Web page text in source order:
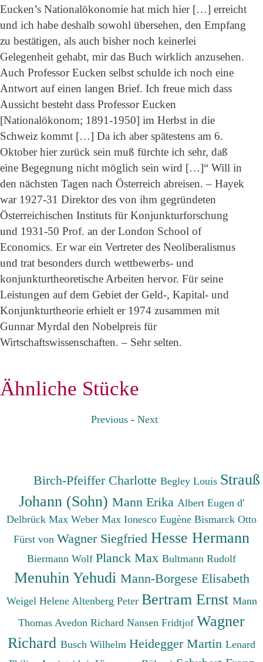
Eucken’s Nationalökonomie hat mich hier […] erreicht
und ich habe deshalb sowohl übersehen, den Empfang
zu bestätigen, als auch bisher noch keinerlei
Gelegenheit gehabt, mir das Buch wirklich anzusehen.
Auch Professor Eucken selbst schulde ich noch eine
Antwort auf einen langen Brief. Ich freue mich dass
Aussicht besteht dass Professor Eucken
[Nationalökonom; 1891-1950] im Herbst in die
Schweiz kommt […] Da ich aber spätestens am 6.
Oktober hier zurück sein muß fürchte ich sehr, daß
eine Begegnung nicht möglich sein wird […]“ Will in
den nächsten Tagen nach Österreich abreisen. – Hayek
war 1927-31 Direktor des von ihm gegründeten
Österreichischen Instituts für Konjunkturforschung
und 1931-50 Prof. an der London School of
Economics. Er war ein Vertreter des Neoliberalismus
und trat besonders durch wettbewerbs- und
konjunkturtheoretische Arbeiten hervor. Für seine
Leistungen auf dem Gebiet der Geld-, Kapital- und
Konjunkturtheorie erhielt er 1974 zusammen mit
Gunnar Myrdal den Nobelpreis für
Wirtschaftswissenschaften. – Sehr selten.
Ähnliche Stücke
Previous- Next
Birch-Pfeiffer CharlotteBegley Louis Strauß
Johann (Sohn) Mann Erika Albert Eugen d'
Delbrück Max Weber Max Ionesco Eugène Bismarck Otto
Fürst von Wagner Siegfried Hesse Hermann
Biermann Wolf Planck Max Bultmann Rudolf
Menuhin Yehudi Mann-Borgese Elisabeth
Weigel Helene Altenberg Peter Bertram Ernst Mann
Thomas Avedon Richard Nansen Fridtjof Wagner
Richard Busch Wilhelm Heidegger Martin Lenard